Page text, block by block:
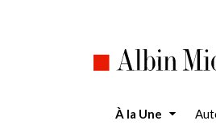
À la Une